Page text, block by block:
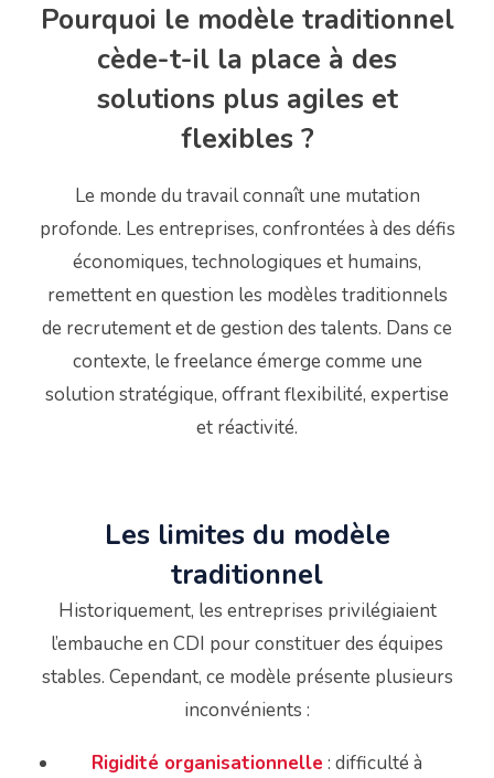
Pourquoi le modèle traditionnel
cède-t-il la place à des
solutions plus agiles et
flexibles ?
Le monde du travail connaît une mutation
profonde. Les entreprises, confrontées à des défis
économiques, technologiques et humains,
remettent en question les modèles traditionnels
de recrutement et de gestion des talents. Dans ce
contexte, le freelance émerge comme une
solution stratégique, offrant flexibilité, expertise
et réactivité.
Les limites du modèle
traditionnel
Historiquement, les entreprises privilégiaient
l’embauche en CDI pour constituer des équipes
stables. Cependant, ce modèle présente plusieurs
inconvénients :
Rigidité organisationnelle :difficulté à